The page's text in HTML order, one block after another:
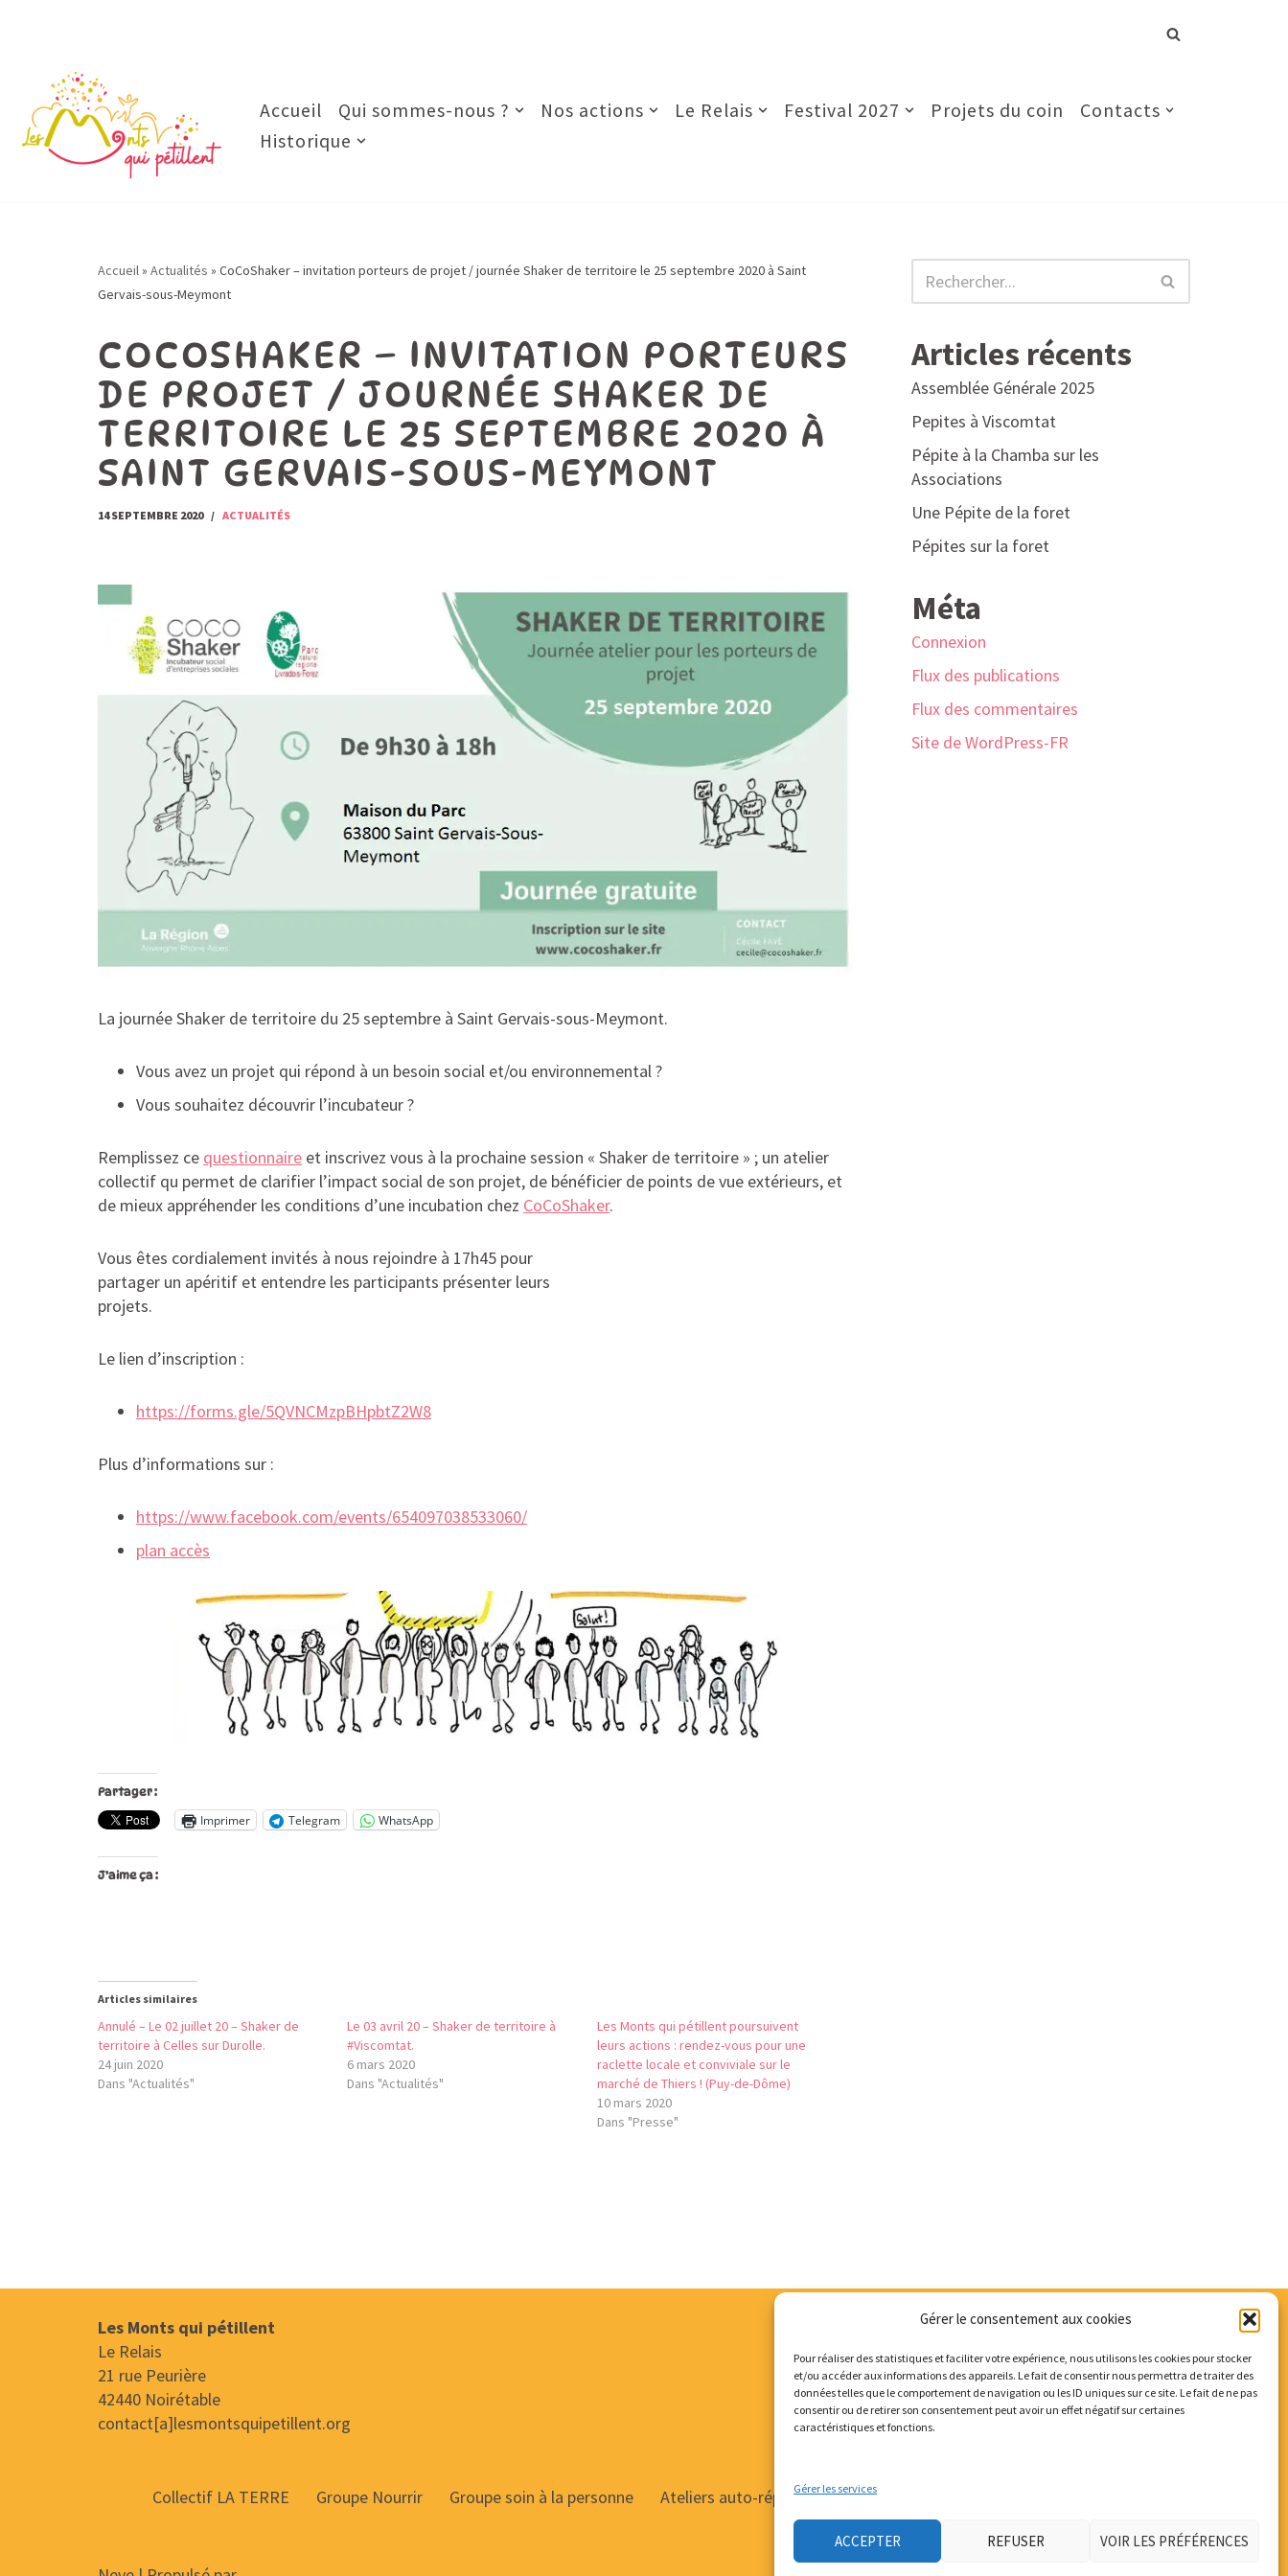
Gérer le consentement aux cookies
Pour réaliser des statistiques et faciliter votre expérience, nous utilisons les cookies pour stocker
et/ou accéder aux informations des appareils. Le fait de consentir nous permettra de traiter des
données telles que le comportement de navigation ou les ID uniques sur ce site. Le fait de ne pas
consentir ou de retirer son consentement peut avoir un effet négatif sur certaines
caractéristiques et fonctions.
Gérer les services
ACCEPTER REFUSER VOIR LES PRÉFÉRENCES
contenu
Accueil Qui sommes-nous ? Nos actions Le Relais Festival 2027 Projets du coin
Contacts
Historique
Accueil» Actualités » CoCoShaker – invitation porteurs de projet / journée Shaker de territoire le 25 septembre 2020 à Saint
Gervais-sous-Meymont
COCOSHAKER – INVITATION PORTEURS
DE PROJET / JOURNÉE SHAKER DE
TERRITOIRE LE 25 SEPTEMBRE 2020 À
SAINT GERVAIS-SOUS-MEYMONT
14 SEPTEMBRE 2020 ACTUALITÉS
La journée Shaker de territoire du 25 septembre à Saint Gervais-sous-Meymont.
Vous avez un projet qui répond à un besoin social et/ou environnemental ?
Vous souhaitez découvrir l’incubateur ?
Remplissez ce questionnaire et inscrivez vous à la prochaine session « Shaker de territoire » ; un atelier
collectif qu permet de clarifier l’impact social de son projet, de bénéficier de points de vue extérieurs, et
de mieux appréhender les conditions d’une incubation chez CoCoShaker.
Vous êtes cordialement invités à nous rejoindre à 17h45 pour
partager un apéritif et entendre les participants présenter leurs
projets.
Le lien d’inscription :
https://forms.gle/5QVNCMzpBHpbtZ2W8
Plus d’informations sur :
https://www.facebook.com/events/654097038533060/
plan accès
Partager :
Imprimer Telegram WhatsApp
J’aime ça :
Articles similaires
Annulé – Le 02 juillet 20 – Shaker de
territoire à Celles sur Durolle.
24 juin 2020
Dans "Actualités"
Le 03 avril 20 – Shaker de territoire à
#Viscomtat.
6 mars 2020
Dans "Actualités"
Les Monts qui pétillent poursuivent
leurs actions : rendez-vous pour une
raclette locale et conviviale sur le
marché de Thiers ! (Puy-de-Dôme)
10 mars 2020
Dans "Presse"
Articles récents
Assemblée Générale 2025
Pepites à Viscomtat
Pépite à la Chamba sur les
Associations
Une Pépite de la foret
Pépites sur la foret
Méta
Connexion
Flux des publications
Flux des commentaires
Site de WordPress-FR
Les Monts qui pétillent
Le Relais
21 rue Peurière
42440 Noirétable
contact[a]lesmontsquipetillent.org
Collectif LA TERRE Groupe Nourrir Groupe soin à la personne Ateliers auto-réparation de vélos